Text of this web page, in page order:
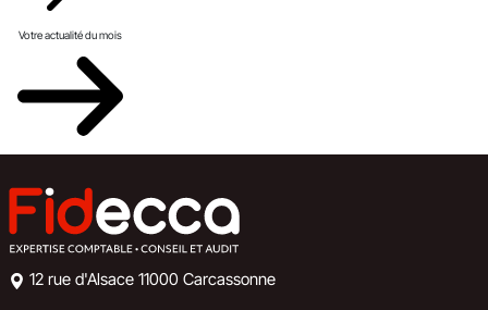
Votre actualité du mois
12 rue d'Alsace 11000 Carcassonne